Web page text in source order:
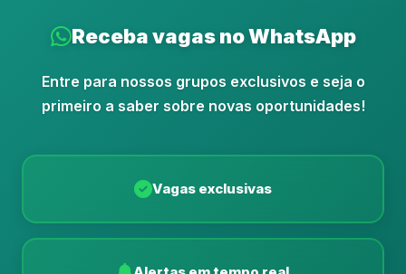
Receba vagas no WhatsApp
Entre para nossos grupos exclusivos e seja o
primeiro a saber sobre novas oportunidades!
Vagas exclusivas